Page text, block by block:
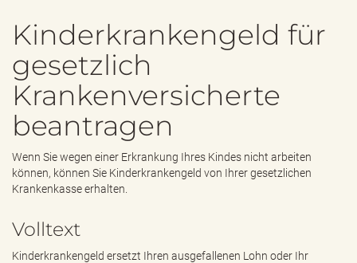
Kinderkrankengeld für
gesetzlich
Krankenversicherte
beantragen
Wenn Sie wegen einer Erkrankung Ihres Kindes nicht arbeiten
können, können Sie Kinderkrankengeld von Ihrer gesetzlichen
Krankenkasse erhalten.
Volltext
Kinderkrankengeld ersetzt Ihren ausgefallenen Lohn oder Ihr